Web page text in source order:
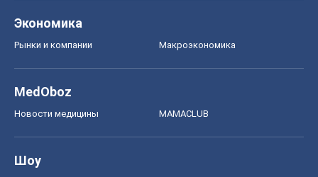
Экономика
Рынки и компании Mакроэкономика
MedOboz
Новости медицины MAMACLUB
Шоу